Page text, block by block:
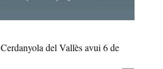
del Vallès avui 6 de